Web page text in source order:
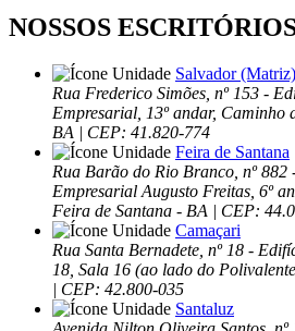
NOSSOS
Salvador (Matriz)
Rua Frederico Simões, nº 153 -
Empresarial, 13º andar, Caminho
BA | CEP: 41.820-774
Feira de Santana
Rua Barão do Rio Branco, nº 882
Empresarial Augusto Freitas, 6º
Feira de Santana - BA | CEP:
Camaçari
Rua Santa Bernadete, nº 18 -
18, Sala 16 (ao lado do
| CEP: 42.800-035
Santaluz